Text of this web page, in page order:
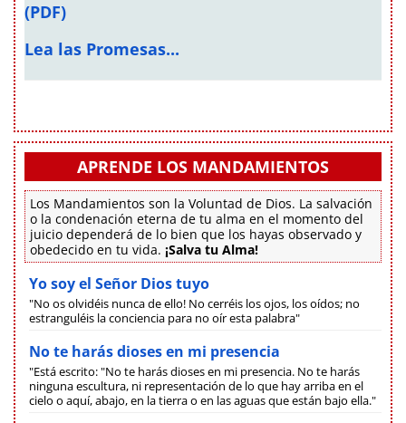
(PDF)
Lea las Promesas...
APRENDE LOS MANDAMIENTOS
Los Mandamientos son la Voluntad de Dios. La salvación
o la condenación eterna de tu alma en el momento del
juicio dependerá de lo bien que los hayas observado y
obedecido en tu vida. ¡Salva tu Alma!
Yo soy el Señor Dios tuyo
"No os olvidéis nunca de ello! No cerréis los ojos, los oídos; no
estranguléis la conciencia para no oír esta palabra"
No te harás dioses en mi presencia
"Está escrito: "No te harás dioses en mi presencia. No te harás
ninguna escultura, ni representación de lo que hay arriba en el
cielo o aquí, abajo, en la tierra o en las aguas que están bajo ella."